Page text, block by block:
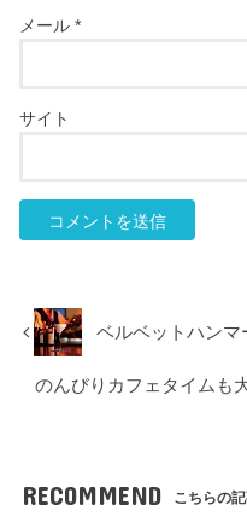
メール*
サイト
ベルベットハンマ
のんびりカフェタイムも
RECOMMEND こちらの